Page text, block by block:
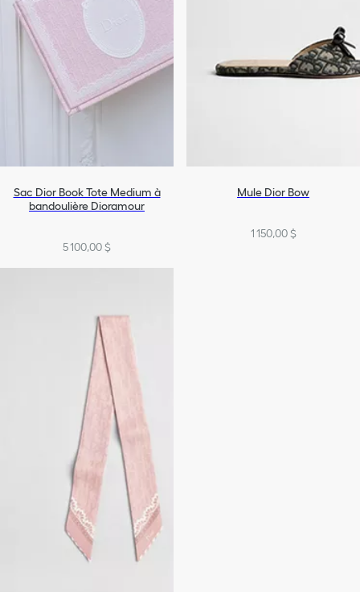
Sac Dior Book Tote Medium à
bandoulière Dioramour
5 100,00 $
Mule Dior Bow
1 150,00 $